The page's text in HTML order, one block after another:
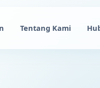
Tentang Kami